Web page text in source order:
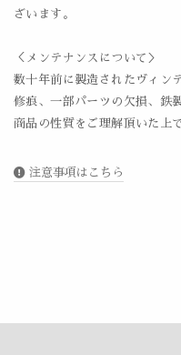
ざいます。
＜メンテナンスについて＞
数十年前に製造されたヴィン
修痕、一部パーツの欠損、鉄
商品の性質をご理解頂いた上
注意事項はこちら